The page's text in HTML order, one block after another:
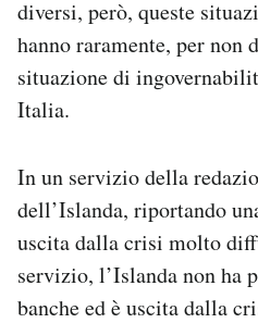
Hai bisogno di aiuto?
Esci
diversi, però, queste
hanno raramente, per non
situazione di
Italia.
In un servizio della
dell’Islanda, riportando
uscita dalla crisi molto
servizio, l’Islanda non ha
banche ed è uscita dalla